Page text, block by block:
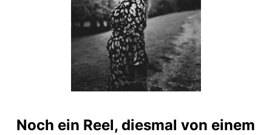
Noch ein Reel, diesmal von einem